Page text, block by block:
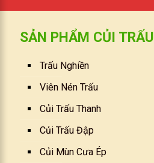
SẢN PHẨM CỦI TRẤU
Trấu Nghiền
Viên Nén Trấu
Củi Trấu Thanh
Củi Trấu Đập
Củi Mùn Cưa Ép